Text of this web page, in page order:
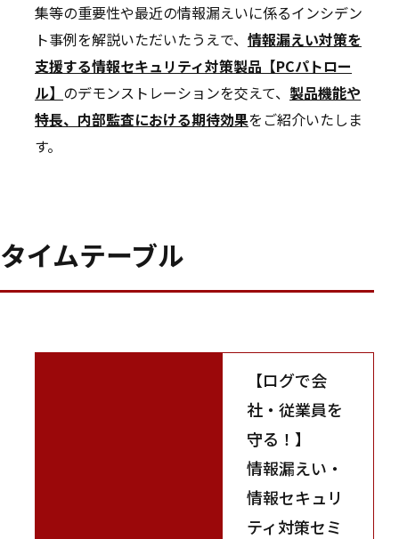
集等の重要性や最近の情報漏えいに係るインシデン
ト事例を解説いただいたうえで、 情報漏えい対策を
支援する情報セキュリティ対策製品【PCパトロー
ル】 のデモンストレーションを交えて、 製品機能や
特長、内部監査における期待効果をご紹介いたしま
す。
タイムテーブル
【ログで会
社・従業員を
守る！】
情報漏えい・
情報セキュリ
ティ対策セミ